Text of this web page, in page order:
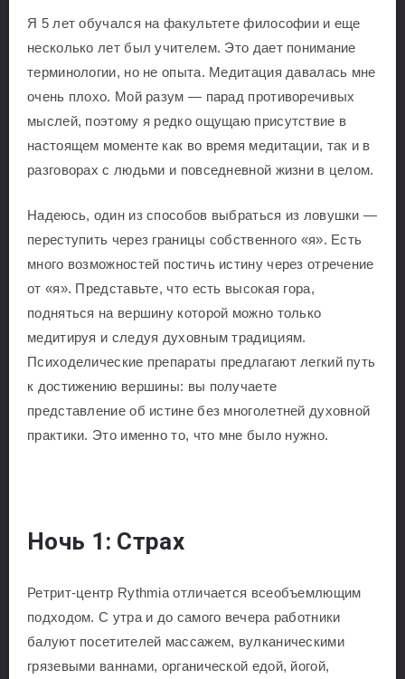
Я 5 лет обучался на факультете философии и еще
несколько лет был учителем. Это дает понимание
терминологии, но не опыта. Медитация давалась мне
очень плохо. Мой разум — парад противоречивых
мыслей, поэтому я редко ощущаю присутствие в
настоящем моменте как во время медитации, так и в
разговорах с людьми и повседневной жизни в целом.
Надеюсь, один из способов выбраться из ловушки —
переступить через границы собственного «я». Есть
много возможностей постичь истину через отречение
от «я». Представьте, что есть высокая гора,
подняться на вершину которой можно только
медитируя и следуя духовным традициям.
Психоделические препараты предлагают легкий путь
к достижению вершины: вы получаете
представление об истине без многолетней духовной
практики. Это именно то, что мне было нужно.
Ночь 1: Страх
Ретрит-центр Rythmia отличается всеобъемлющим
подходом. С утра и до самого вечера работники
балуют посетителей массажем, вулканическими
грязевыми ваннами, органической едой, йогой,